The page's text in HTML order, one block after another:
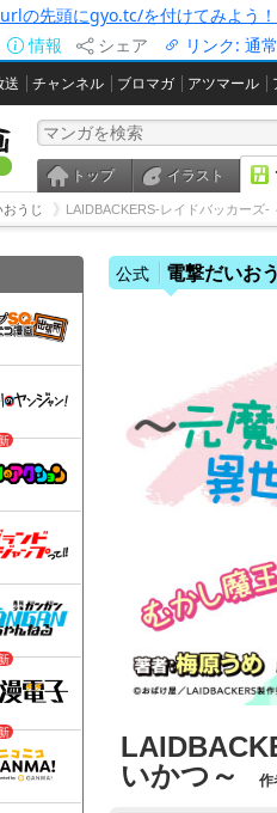
urlの先頭にgyo.tc/を付けてみよう！
情報
シェア リンク: 通常